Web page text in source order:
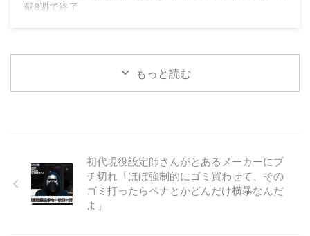
献8週で終了
もっと読む
初代現役設定師さんがとあるメーカーにブ
チ切れ「ほぼ強制的にゴミ買わせて、その
ゴミ打ったらペナとかどんだけ横暴なんだ
よ」